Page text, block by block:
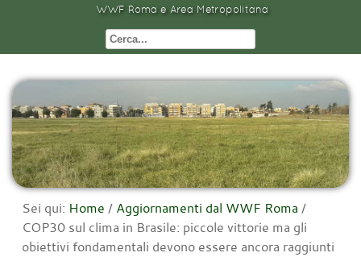
WWF Roma e Area Metropolitana
Sei qui: Home / Aggiornamenti dal WWF Roma /
COP30 sul clima in Brasile: piccole vittorie ma gli
obiettivi fondamentali devono essere ancora raggiunti